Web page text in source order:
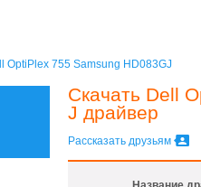
OptiPlex 755 Samsung HD083GJ
Скачать Dell
J драйвер
Рассказать друзьям